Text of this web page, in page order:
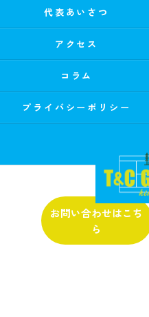
お問い合わせはこち
ら
代表あいさつ
アクセス
コラム
プライバシーポリシー
© 2026 千葉県君津市のキャンプなら